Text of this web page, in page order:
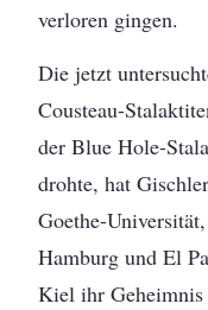
verloren gingen.
Die jetzt
Cousteau-
der Blue Hole-
drohte, hat
Goethe-
Hamburg und El
Kiel ihr Geheimnis